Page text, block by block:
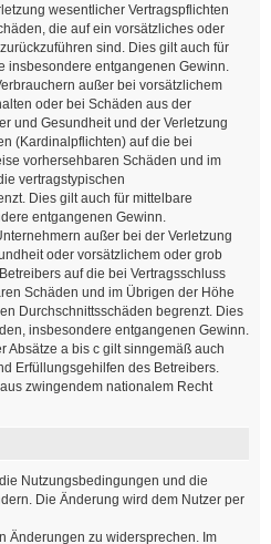
wesentlicher Vertragspflichten
die auf ein vorsätzliches oder
sind. Dies gilt auch für
insbesondere entgangenen Gewinn.
außer bei vorsätzlichem
oder bei Schäden aus der
und Gesundheit und der Verletzung
(Kardinalpflichten) auf die bei
vorhersehbaren Schäden und im
vertragstypischen
Dies gilt auch für mittelbare
entgangenen Gewinn.
außer bei der Verletzung
oder vorsätzlichem oder grob
auf die bei Vertragsschluss
Schäden und im Übrigen der Höhe
Durchschnittsschäden begrenzt. Dies
insbesondere entgangenen Gewinn.
Absätze a bis c gilt sinngemäß auch
Erfüllungsgehilfen des Betreibers.
zwingendem nationalem Recht
Nutzungsbedingungen und die
Die Änderung wird dem Nutzer per
Änderungen zu widersprechen. Im